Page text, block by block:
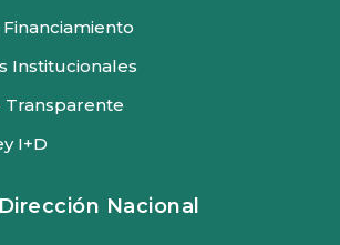
Financiamiento
Institucionales
Transparente
I+D
Nacional